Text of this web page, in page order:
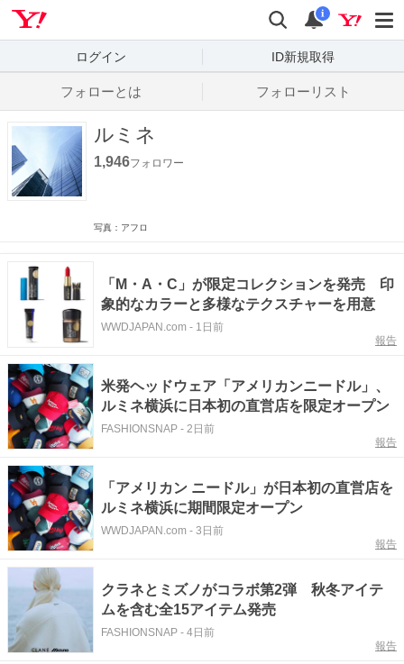
検索
通知
i
ログイン ID新規取得
フォローとは フォローリスト
ルミネ
1,946フォロワー
写真：アフロ
「M・A・C」が限定コレクションを発売 印
象的なカラーと多様なテクスチャーを用意
WWDJAPAN.com - 1日前
報告
米発ヘッドウェア「アメリカンニードル」、
ルミネ横浜に日本初の直営店を限定オープン
FASHIONSNAP - 2日前
報告
「アメリカン ニードル」が日本初の直営店を
ルミネ横浜に期間限定オープン
WWDJAPAN.com - 3日前
報告
クラネとミズノがコラボ第2弾 秋冬アイテ
ムを含む全15アイテム発売
FASHIONSNAP - 4日前
報告